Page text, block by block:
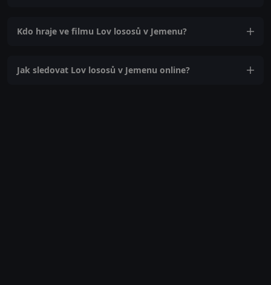
Kdo hraje ve filmu Lov lososů v Jemenu?
Jak sledovat Lov lososů v Jemenu online?